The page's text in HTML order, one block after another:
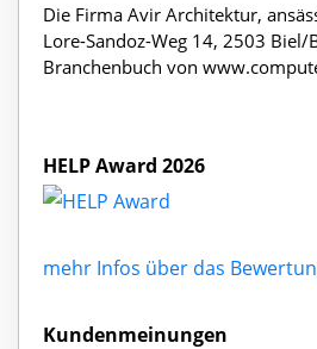
Die Firma Avir Architektur,
Lore-Sandoz-Weg 14, 2503 Biel/
Branchenbuch von
HELP Award 2026
mehr Infos über das
Kundenmeinungen